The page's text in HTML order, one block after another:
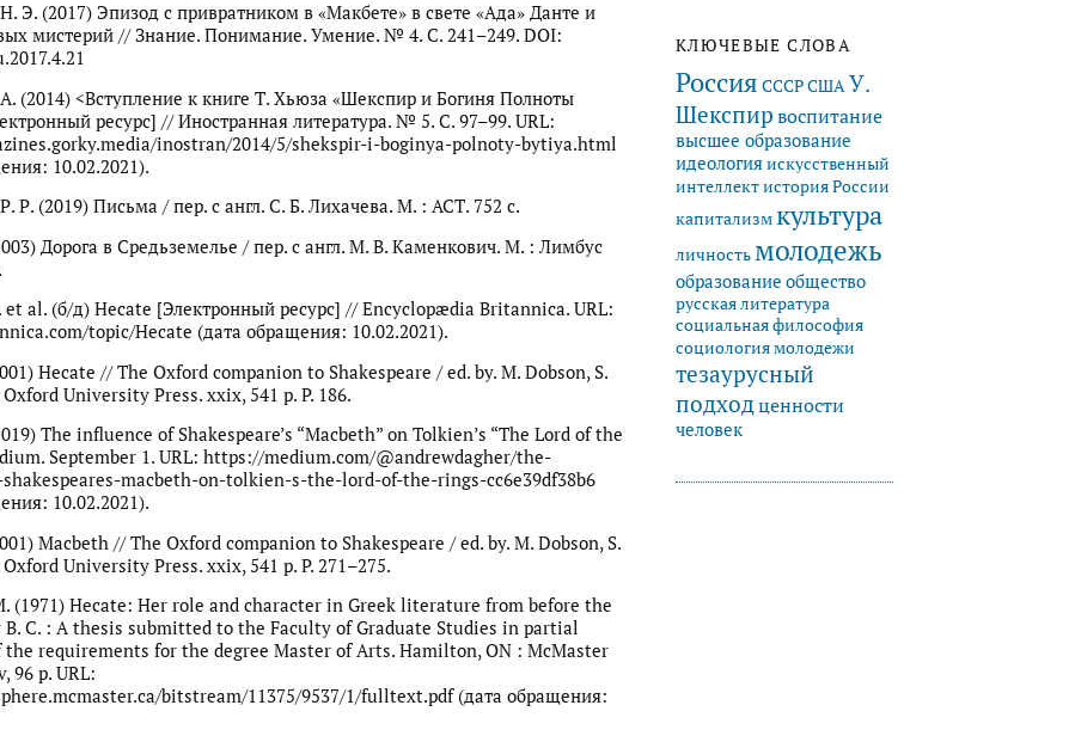
КЛЮЧЕВЫЕ СЛОВА
Россия СССРСШАУ.
Шекспир воспитание
высшее образование
идеологияискусственный
интеллектистория России
капитализм культура
личностьмолодежь
образование общество
русская литература
социальная философия
социология молодежи
тезаурусный
подходценности
человек
Э. (2017) Эпизод с привратником в «Макбете» в свете «Ада» Данте и
мистерий // Знание. Понимание. Умение. № 4. С. 241–249. DOI:
(2014) <Вступление к книге Т. Хьюза «Шекспир и Богиня Полноты
ресурс] // Иностранная литература. № 5. С. 97–99. URL:
inostran/2014/5/shekspir-i-boginya-polnoty-bytiya.html
10.02.2021).
Р. (2019) Письма / пер. с англ. С. Б. Лихачева. М. : АСТ. 752 с.
Дорога в Средьземелье / пер. с англ. М. В. Каменкович. М. : Лимбус
et al. (б/д) Hecate [Электронный ресурс] // Encyclopædia Britannica. URL:
topic/Hecate (дата обращения: 10.02.2021).
Hecate // The Oxford companion to Shakespeare / ed. by. M. Dobson, S.
University Press. xxix, 541 p. P. 186.
The influence of Shakespeare’s “Macbeth” on Tolkien’s “The Lord of the
September 1. URL: https://medium.com/@andrewdagher/the-
macbeth-on-tolkien-s-the-lord-of-the-rings-cc6e39df38b6
10.02.2021).
Macbeth // The Oxford companion to Shakespeare / ed. by. M. Dobson, S.
University Press. xxix, 541 p. P. 271–275.
(1971) Hecate: Her role and character in Greek literature from before the
C. : A thesis submitted to the Faculty of Graduate Studies in partial
requirements for the degree Master of Arts. Hamilton, ON : McMaster
96 p. URL:
bitstream/11375/9537/1/fulltext.pdf (дата обращения: